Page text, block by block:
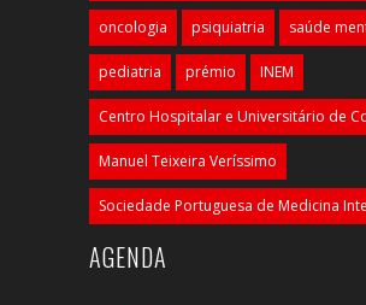
oncologia psiquiatria saúde
pediatria prémio INEM
Centro Hospitalar e Universitário de
Manuel Teixeira Veríssimo
Sociedade Portuguesa de Medicina
AGENDA